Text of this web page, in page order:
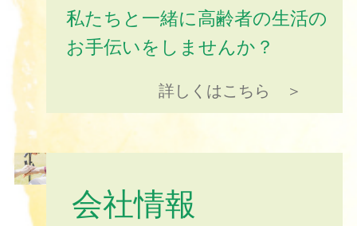
私たちと一緒に高齢者の生活の
お手伝いをしませんか？
詳しくはこちら ＞
会社情報